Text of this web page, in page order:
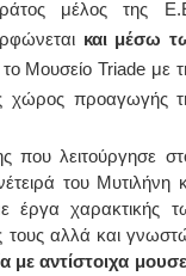
μέλος της
και μέσω
Μουσείο Triade με
χώρος προαγωγής
που λειτούργησε
του Μυτιλήνη
έργα χαρακτικής
τους αλλά και
με αντίστοιχα
3,Νέα Σμύρνη,
9320215
10, Μυτιλήνη, τηλ: